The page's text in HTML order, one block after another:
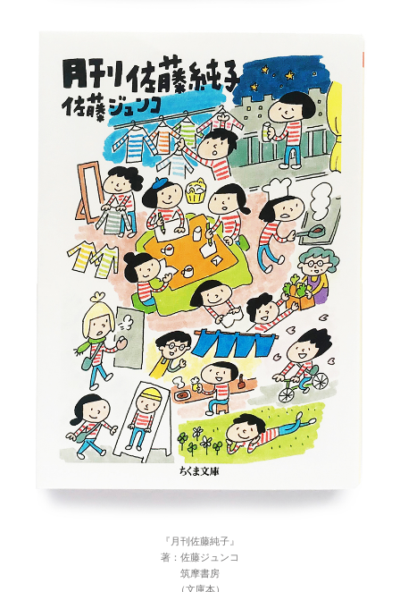
『月刊佐藤純子』
著：佐藤ジュンコ
筑摩書房
（文庫本）